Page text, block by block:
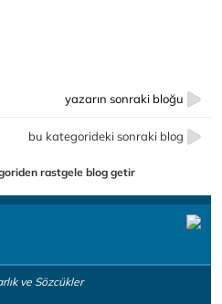
yazarın sonraki bloğu
bu kategorideki sonraki blog
rastgele blog getir
ve Sözcükler